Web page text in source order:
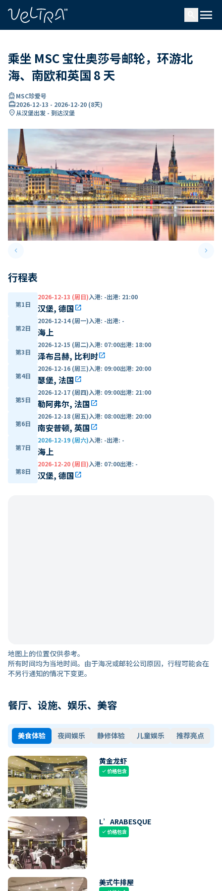
menu
乘坐 MSC 宝仕奥莎号邮轮，环游北
海、南欧和英国 8 天
directions_boatMSC珍爱号
card_travel2026-12-13 - 2026-12-20 (8天)
location_on从汉堡出发 - 到达汉堡
keyboard_arrow_leftPrevious slide keyboard_arrow_right
行程表
第1日
2026-12-13 (周日)入港: -出港: 21:00
汉堡, 德国open_in_new
第2日
2026-12-14 (周一)入港: -出港: -
海上
第3日
2026-12-15 (周二)入港: 07:00出港: 18:00
泽布吕赫, 比利时open_in_new
第4日
2026-12-16 (周三)入港: 09:00出港: 20:00
瑟堡, 法国open_in_new
第5日
2026-12-17 (周四)入港: 09:00出港: 21:00
勒阿弗尔, 法国open_in_new
第6日
2026-12-18 (周五)入港: 08:00出港: 20:00
南安普顿, 英国open_in_new
第7日
2026-12-19 (周六)入港: -出港: -
海上
第8日
2026-12-20 (周日)入港: 07:00出港: -
汉堡, 德国open_in_new
地图上的位置仅供参考。
所有时间均为当地时间。由于海况或邮轮公司原因，行程可能会在
不另行通知的情况下变更。
餐厅、设施、娱乐、美容
美食体验 夜间娱乐 静修体验 儿童娱乐 推荐亮点
黄金龙虾
check价格包含
L’ARABESQUE
check价格包含
美式牛排屋